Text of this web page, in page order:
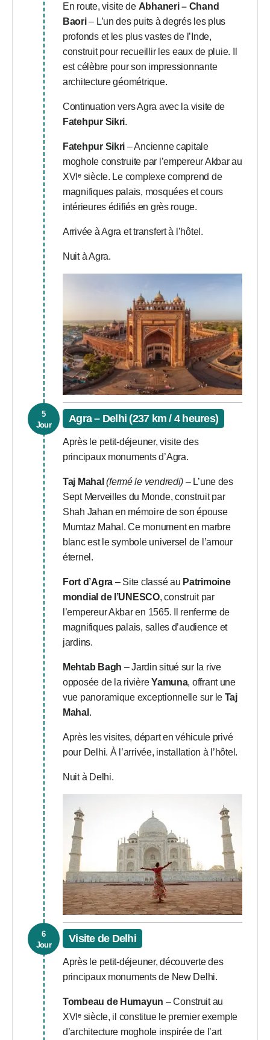
En route, visite de Abhaneri – Chand
Baori– L’un des puits à degrés les plus
profonds et les plus vastes de l’Inde,
construit pour recueillir les eaux de pluie. Il
est célèbre pour son impressionnante
architecture géométrique.
Continuation vers Agra avec la visite de
Fatehpur Sikri.
Fatehpur Sikri – Ancienne capitale
moghole construite par l’empereur Akbar au
XVIᵉ siècle. Le complexe comprend de
magnifiques palais, mosquées et cours
intérieures édifiés en grès rouge.
Arrivée à Agra et transfert à l’hôtel.
Nuit à Agra.
5
Jour
Agra – Delhi (237 km / 4 heures)
Après le petit-déjeuner, visite des
principaux monuments d’Agra.
Taj Mahal (fermé le vendredi) – L’une des
Sept Merveilles du Monde, construit par
Shah Jahan en mémoire de son épouse
Mumtaz Mahal. Ce monument en marbre
blanc est le symbole universel de l’amour
éternel.
Fort d’Agra – Site classé au Patrimoine
mondial de l’UNESCO, construit par
l’empereur Akbar en 1565. Il renferme de
magnifiques palais, salles d’audience et
jardins.
Mehtab Bagh – Jardin situé sur la rive
opposée de la rivièreYamuna, offrant une
vue panoramique exceptionnelle sur le Taj
Mahal .
Après les visites, départ en véhicule privé
pour Delhi. À l’arrivée, installation à l’hôtel.
Nuit à Delhi.
6
Jour
Visite de Delhi
Après le petit-déjeuner, découverte des
principaux monuments de New Delhi.
Tombeau de Humayun – Construit au
XVIᵉ siècle, il constitue le premier exemple
d’architecture moghole inspirée de l’art